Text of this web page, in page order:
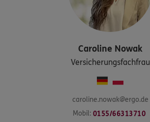
Caroline Nowak
Versicherungsfachfrau
caroline.nowak@ergo.de
Mobil: 0155/66313710